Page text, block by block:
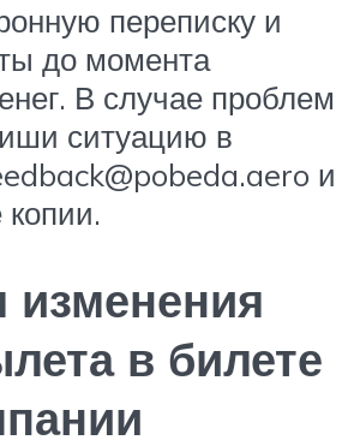
переписку и
до момента
В случае проблем
ситуацию в
и
изменения
в билете